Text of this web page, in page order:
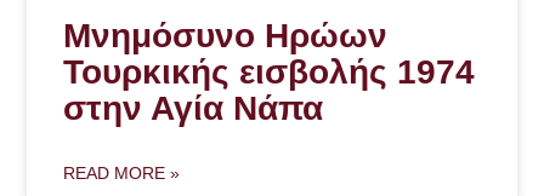
Μνημόσυνο Ηρώων
Τουρκικής εισβολής 1974
στην Αγία Νάπα
READ MORE »